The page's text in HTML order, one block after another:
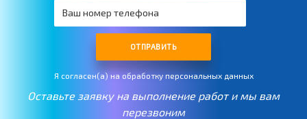
ОТПРАВИТЬ
Я согласен(а) на обработку персональных данных
Оставьте заявку на выполнение работ и мы вам
перезвоним